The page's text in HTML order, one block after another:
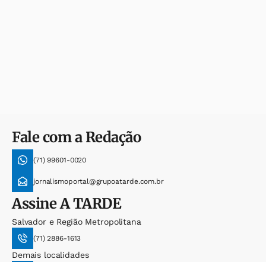
Fale com a Redação
(71) 99601-0020
jornalismoportal@grupoatarde.com.br
AssineA TARDE
Salvador e Região Metropolitana
(71) 2886-1613
Demais localidades